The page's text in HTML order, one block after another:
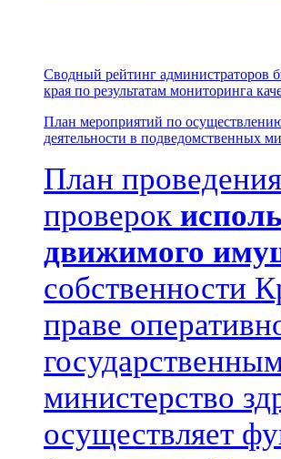
Сводный рейтинг администраторов
края по результатам мониторинга
План мероприятий по
деятельности в подведомственных
План проведения
проверок
движимого
собственности
праве
министерство
осуществляет